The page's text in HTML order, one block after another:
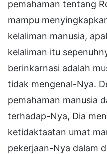
pemahaman tentang
mampu
kelaliman manusia,
kelaliman itu
berinkarnasi adalah
tidak mengenal-Nya.
pemahaman manusia
terhadap-Nya, Dia
ketidaktaatan umat
pekerjaan-Nya dalam